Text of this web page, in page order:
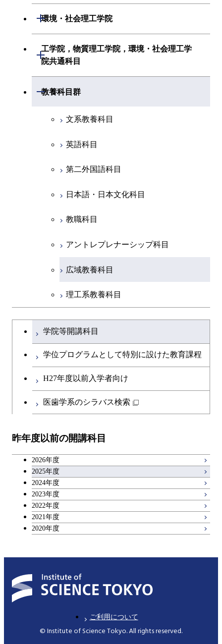
創造プロセス科目
共通専門科目
経営工学系
初年次専門科目
創造プロセス科目
初年次専門科目
共通専門科目
初年次専門科目
創造プロセス科目
共通専門科目
生命理工学系
創造プロセス科目
共通専門科目
環境・社会理工学院
開閉
建築学系
融合理工学系
初年次専門科目
創造プロセス科目
共通専門科目
工学院，物質理工学院，環境・社会理工学
院共通科目
開閉
工学院，物質理工学院，環境・社会
教養科目群
開閉
文系教養科目
英語科目
第二外国語科目
日本語・日本文化科目
教職科目
アントレプレナーシップ科目
広域教養科目
理工系教養科目
学士課程を切り替える
学院等開講科目
学位プログラムとして特別に設けた教育課程
H27年度以前入学者向け
医歯学系のシラバス検索
昨年度以前の開講科目
2026年度
2025年度
2024年度
2023年度
2022年度
2021年度
2020年度
ご利用について
© Institute of Science Tokyo. All rights reserved.